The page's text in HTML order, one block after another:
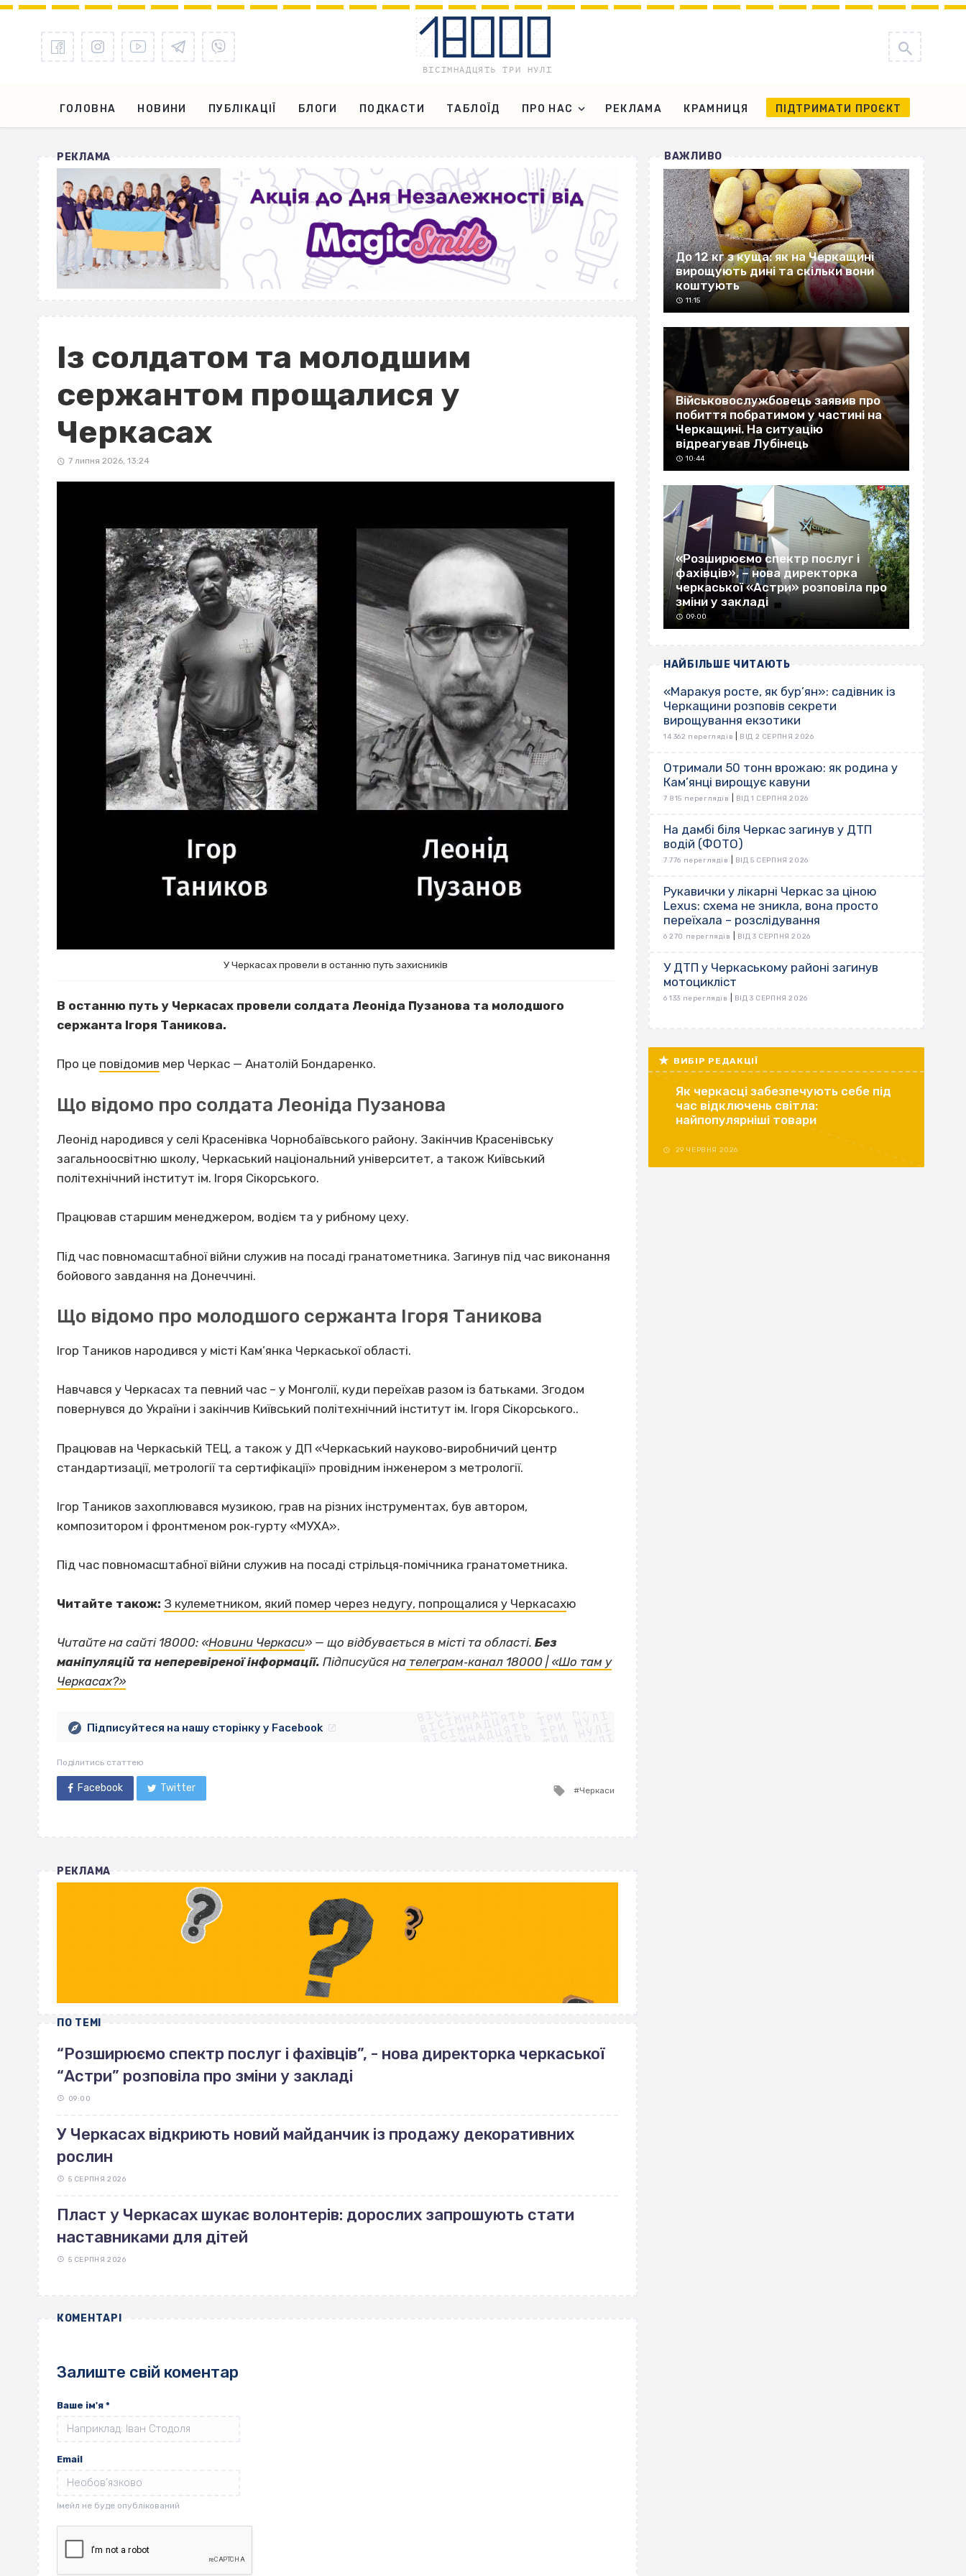
ГОЛОВНА НОВИНИ ПУБЛІКАЦІЇ БЛОГИ ПОДКАСТИ ТАБЛОЇД ПРО НАС РЕКЛАМА КРАМНИЦЯ ПІДТРИМАТИ ПРОЄКТ
РЕКЛАМА
Із солдатом та молодшим
сержантом прощалися у
Черкасах
7 липня 2026, 13:24
У Черкасах провели в останню путь захисників
В останню путь у Черкасах провели солдата Леоніда Пузанова та молодшого
сержанта Ігоря Таникова.
Про це повідомив мер Черкас — Анатолій Бондаренко.
Що відомо про солдата Леоніда Пузанова
Леонід народився у селі Красенівка Чорнобаївського району. Закінчив Красенівську
загальноосвітню школу, Черкаський національний університет, а також Київський
політехнічний інститут ім. Ігоря Сікорського.
Працював старшим менеджером, водієм та у рибному цеху.
Під час повномасштабної війни служив на посаді гранатометника. Загинув під час виконання
бойового завдання на Донеччині.
Що відомо про молодшого сержанта Ігоря Таникова
Ігор Таников народився у місті Кам’янка Черкаської області.
Навчався у Черкасах та певний час – у Монголії, куди переїхав разом із батьками. Згодом
повернувся до України і закінчив Київський політехнічний інститут ім. Ігоря Сікорського..
Працював на Черкаській ТЕЦ, а також у ДП «Черкаський науково‐виробничий центр
стандартизації, метрології та сертифікації» провідним інженером з метрології.
Ігор Таников захоплювався музикою, грав на різних інструментах, був автором,
композитором і фронтменом рок‐гурту «МУХА».
Під час повномасштабної війни служив на посаді стрільця‐помічника гранатометника.
Читайте також: З кулеметником, який помер через недугу, попрощалися у Черкасахю
Читайте на сайті 18000: «Новини Черкаси» — що відбувається в місті та області. Без
маніпуляцій та неперевіреної інформації. Підписуйся на телеграм‐канал 18000 | «Шо там у
Черкасах?»
ВІСІМНАДЦЯТЬ ТРИ НУЛІ
ВІСІМНАДЦЯТЬ ТРИ НУЛІ
ВІСІМНАДЦЯТЬ ТРИ НУЛІ
ВІСІМНАДЦЯТЬ ТРИ НУЛІ
ВІСІМНАДЦЯТЬ ТРИ НУЛІ
ВІСІМНАДЦЯТЬ ТРИ НУЛІ
ВІСІМНАДЦЯТЬ ТРИ НУЛІ
ВІСІМНАДЦЯТЬ ТРИ НУЛІ
Підписуйтеся на нашу сторінку у Facebook
Поділитись статтею
Facebook Twitter
Tagged
Черкаси
РЕКЛАМА
ПО ТЕМІ
“Розширюємо спектр послуг і фахівців”, - нова директорка черкаської
“Астри” розповіла про зміни у закладі
09:00
У Черкасах відкриють новий майданчик із продажу декоративних
рослин
5 СЕРПНЯ 2026
Пласт у Черкасах шукає волонтерів: дорослих запрошують стати
наставниками для дітей
5 СЕРПНЯ 2026
КОМЕНТАРІ
Залиште свій коментар
Ваше ім'я *
Email
ВАЖЛИВО
До 12 кг з куща: як на Черкащині
вирощують дині та скільки вони
коштують
11:15
Військовослужбовець заявив про
побиття побратимом у частині на
Черкащині. На ситуацію
відреагував Лубінець
10:44
«Розширюємо спектр послуг і
фахівців», – нова директорка
черкаської «Астри» розповіла про
зміни у закладі
09:00
НАЙБІЛЬШЕ ЧИТАЮТЬ
«Маракуя росте, як бур’ян»: садівник із
Черкащини розповів секрети
вирощування екзотики
14 362 переглядів ВІД 2 СЕРПНЯ 2026
Отримали 50 тонн врожаю: як родина у
Кам’янці вирощує кавуни
7 815 переглядів ВІД 1 СЕРПНЯ 2026
На дамбі біля Черкас загинув у ДТП
водій (ФОТО)
7 776 переглядів ВІД 5 СЕРПНЯ 2026
Рукавички у лікарні Черкас за ціною
Lexus: схема не зникла, вона просто
переїхала – розслідування
6 270 переглядів ВІД 3 СЕРПНЯ 2026
У ДТП у Черкаському районі загинув
мотоцикліст
6 133 переглядів ВІД 3 СЕРПНЯ 2026
ВИБІР РЕДАКЦІЇ
Як черкасці забезпечують себе під
час відключень світла:
найпопулярніші товари
29 ЧЕРВНЯ 2026